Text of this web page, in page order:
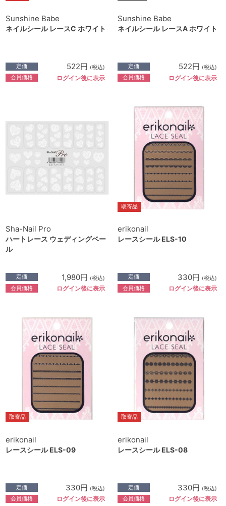
Sunshine Babe
ネイルシール レースC ホワイト
定価 522円 (税込)
会員価格 ログイン後に表示
Sunshine Babe
ネイルシール レースA ホワイト
定価 522円 (税込)
会員価格 ログイン後に表示
Sha-Nail Pro
ハートレース ウェディングベー
ル
定価 1,980円 (税込)
会員価格 ログイン後に表示
取寄品
erikonail
レースシール ELS-10
定価 330円 (税込)
会員価格 ログイン後に表示
取寄品
erikonail
レースシール ELS-09
定価 330円 (税込)
会員価格 ログイン後に表示
取寄品
erikonail
レースシール ELS-08
定価 330円 (税込)
会員価格 ログイン後に表示